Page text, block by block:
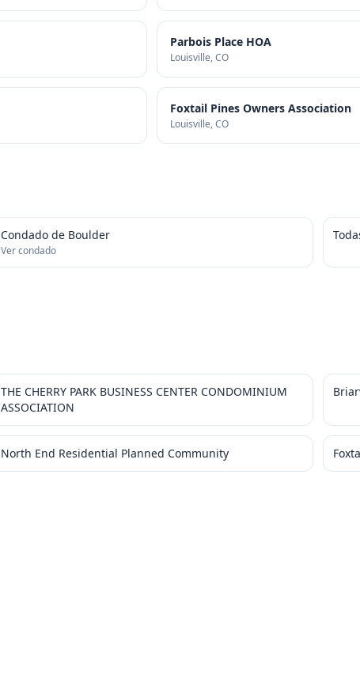
Parbois Place HOA
Louisville, CO
Foxtail Pines Owners Association
Louisville, CO
Condado de Boulder
Ver condado
THE CHERRY PARK BUSINESS CENTER CONDOMINIUM
ASSOCIATION
North End Residential Planned Community